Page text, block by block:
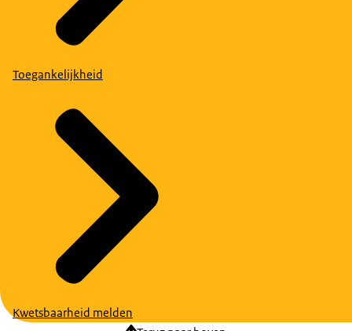
Toegankelijkheid
Kwetsbaarheid melden